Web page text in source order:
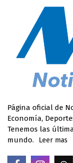
Página oficial de
Economía,
Tenemos las
mundo.
Leer mas